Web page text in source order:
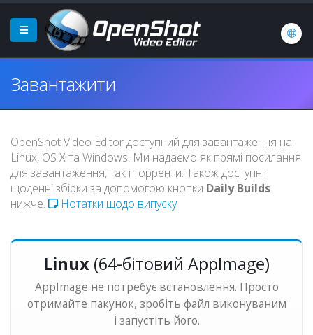
Завантажити
OpenShot Video Editor доступний для завантаження на
Linux, OS X та Windows. Ми надаємо як прямі посилання
для завантаження, так і торренти. Також доступні
щоденні збірки за допомогою кнопки Daily Builds
нижче.
Нотатки щодо випуску
Linux (64-бітовий AppImage)
AppImage не потребує встановлення. Просто
отримайте пакунок, зробіть файл виконуваним
і запустіть його.